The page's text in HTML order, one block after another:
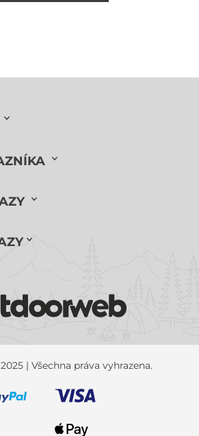
| Všechna práva vyhrazena.